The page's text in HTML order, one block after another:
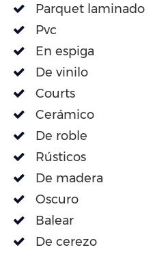
Parquet laminado
Pvc
En espiga
De vinilo
Courts
Cerámico
De roble
Rústicos
De madera
Oscuro
Balear
De cerezo